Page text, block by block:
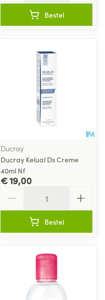
Bestel
Ducray
Ducray Kelual Ds Creme
40ml Nf
€ 19,00
Bestel